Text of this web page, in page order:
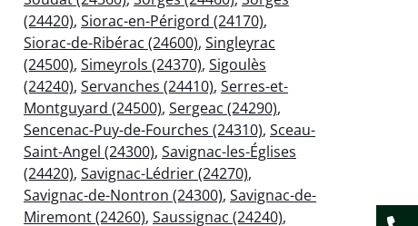
(24420), Siorac-en-Périgord (24170),
Siorac-de-Ribérac (24600), Singleyrac
(24500), Simeyrols (24370), Sigoulès
(24240), Servanches (24410), Serres-et-
Montguyard (24500), Sergeac (24290),
Sencenac-Puy-de-Fourches (24310), Sceau-
Saint-Angel (24300), Savignac-les-Églises
(24420), Savignac-Lédrier (24270),
Savignac-de-Nontron (24300), Savignac-de-
Miremont (24260), Saussignac (24240),